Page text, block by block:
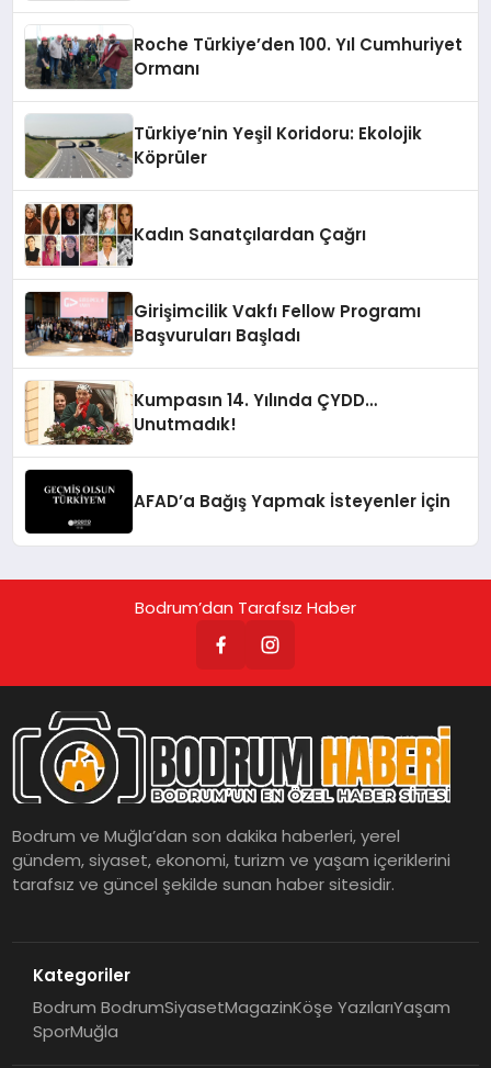
Roche Türkiye’den 100. Yıl Cumhuriyet
Ormanı
Türkiye’nin Yeşil Koridoru: Ekolojik
Köprüler
Kadın Sanatçılardan Çağrı
Girişimcilik Vakfı Fellow Programı
Başvuruları Başladı
Kumpasın 14. Yılında ÇYDD…
Unutmadık!
AFAD’a Bağış Yapmak İsteyenler İçin
Bodrum’dan Tarafsız Haber
Bodrum ve Muğla’dan son dakika haberleri, yerel
gündem, siyaset, ekonomi, turizm ve yaşam içeriklerini
tarafsız ve güncel şekilde sunan haber sitesidir.
Kategoriler
Bodrum BodrumSiyasetMagazinKöşe YazılarıYaşam
SporMuğla